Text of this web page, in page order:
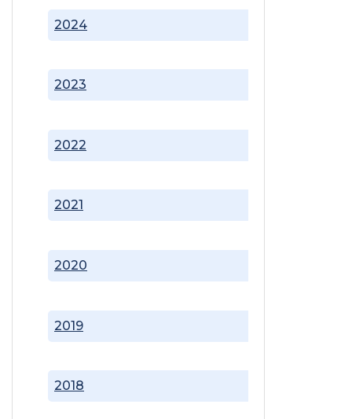
2018
2019
2020
2021
2022
2023
2024